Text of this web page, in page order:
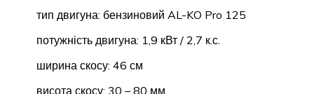
тип двигуна: бензиновий AL-KO Pro 125
потужність двигуна: 1,9 кВт / 2,7 к.с.
ширина скосу: 46 см
висота скосу: 30 – 80 мм